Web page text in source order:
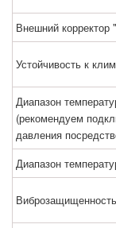
Внешний корректор
Устойчивость к
Диапазон
(рекомендуем
давления
Диапазон
Виброзащищенность